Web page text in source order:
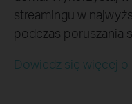
streamingu w
podczas poruszania
Dowiedz się więcej